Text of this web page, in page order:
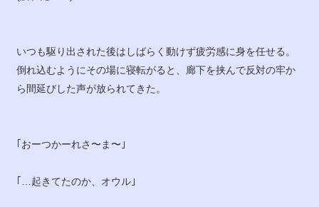
いつも駆り出された後はしばらく動けず疲労感に身を任せる。
倒れ込むようにその場に寝転がると、廊下を挟んで反対の牢か
ら間延びした声が放られてきた。
｢おーつかーれさ〜ま〜｣
｢…起きてたのか、オウル｣